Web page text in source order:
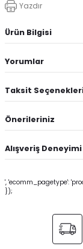
Yazdır
Ürün Bilgisi
Yorumlar
Taksit
Önerileriniz
Alışveriş Deneyimi
', 'ecomm_pagetype':
});